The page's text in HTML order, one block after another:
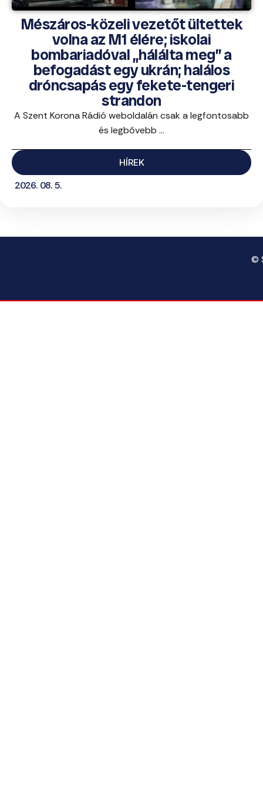
Mészáros-közeli vezetőt ültettek
volna az M1 élére; iskolai
bombariadóval „hálálta meg” a
befogadást egy ukrán; halálos
dróncsapás egy fekete-tengeri
strandon
A Szent Korona Rádió weboldalán csak a legfontosabb
és legbővebb ...
HÍREK
2026. 08. 5.
©